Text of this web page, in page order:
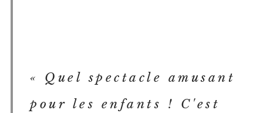
« Quel spectacle amusant
pour les enfants ! C'est